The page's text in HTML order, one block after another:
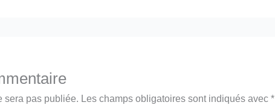
sera pas publiée. Les champs obligatoires sont indiqués avec *